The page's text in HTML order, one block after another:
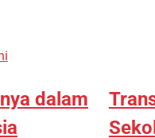
dalam